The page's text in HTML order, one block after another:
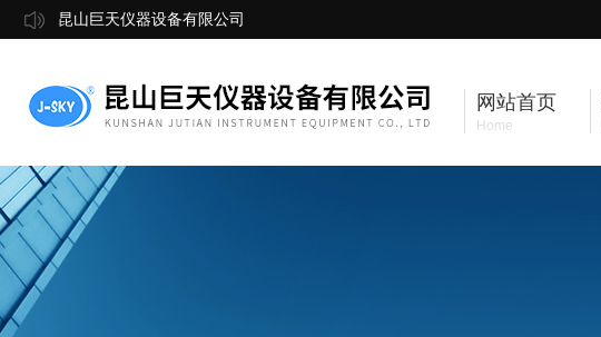
昆山巨天仪器设备有限公司
网站首页
Home